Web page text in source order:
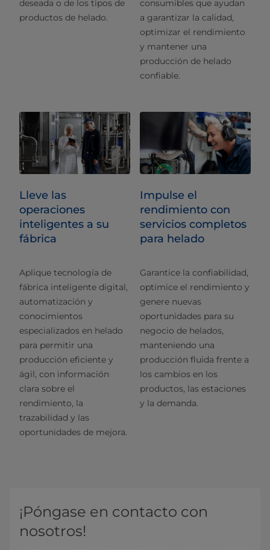
deseada o de los tipos de
productos de helado.
consumibles que ayudan
a garantizar la calidad,
optimizar el rendimiento
y mantener una
producción de helado
confiable.
Lleve las
operaciones
inteligentes a su
fábrica
Aplique tecnología de
fábrica inteligente digital,
automatización y
conocimientos
especializados en helado
para permitir una
producción eficiente y
ágil, con información
clara sobre el
rendimiento, la
trazabilidad y las
oportunidades de mejora.
Impulse el
rendimiento con
servicios completos
para helado
Garantice la confiabilidad,
optimice el rendimiento y
genere nuevas
oportunidades para su
negocio de helados,
manteniendo una
producción fluida frente a
los cambios en los
productos, las estaciones
y la demanda.
¡Póngase en contacto con
nosotros!